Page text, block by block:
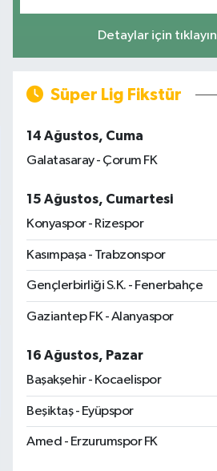
Detaylar için tıklayın
Süper Lig Fikstür
14 Ağustos, Cuma
Galatasaray - Çorum FK
15 Ağustos, Cumartesi
Konyaspor - Rizespor
Kasımpaşa - Trabzonspor
Gençlerbirliği S.K. - Fenerbahçe
Gaziantep FK - Alanyaspor
16 Ağustos, Pazar
Başakşehir - Kocaelispor
Beşiktaş - Eyüpspor
Amed - Erzurumspor FK